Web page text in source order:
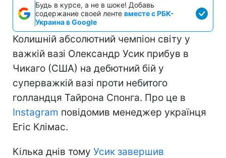
Будь в курсе, а не в шоке! Добавь
содержание своей ленте вместе с РБК-
Украина в Google
Колишній абсолютний чемпіон світу у
важкій вазі Олександр Усик прибув в
Чикаго (США) на дебютний бій у
суперважкій вазі проти небитого
голландця Тайрона Спонга. Про це в
Instagram повідомив менеджер українця
Егіс Клімас.
Кілька днів тому Усик завершив